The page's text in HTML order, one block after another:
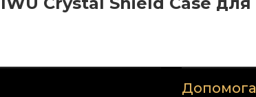
Допомога